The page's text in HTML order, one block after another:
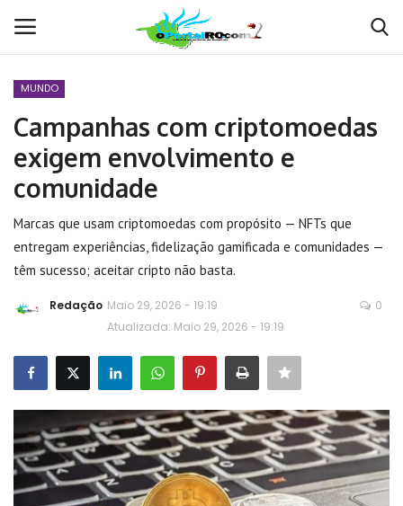
Home
Contato
MUNDO
MUNDO
Campanhas com criptomoedas
exigem envolvimento e
comunidade
Marcas que usam criptomoedas com propósito — NFTs que
entregam experiências, fidelização gamificada e comunidades —
têm sucesso; aceitar cripto não basta.
Redação Maio 29, 2026 - 19:19
Atualizada: Maio 29, 2026 - 19:19
0